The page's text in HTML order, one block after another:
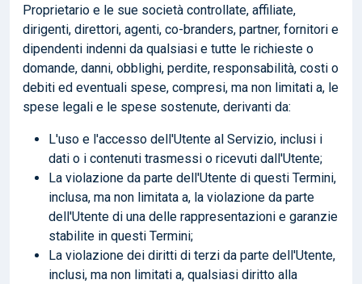
Proprietario e le sue società controllate, affiliate,
dirigenti, direttori, agenti, co-branders, partner, fornitori e
dipendenti indenni da qualsiasi e tutte le richieste o
domande, danni, obblighi, perdite, responsabilità, costi o
debiti ed eventuali spese, compresi, ma non limitati a, le
spese legali e le spese sostenute, derivanti da:
L'uso e l'accesso dell'Utente al Servizio, inclusi i
dati o i contenuti trasmessi o ricevuti dall'Utente;
La violazione da parte dell'Utente di questi Termini,
inclusa, ma non limitata a, la violazione da parte
dell'Utente di una delle rappresentazioni e garanzie
stabilite in questi Termini;
La violazione dei diritti di terzi da parte dell'Utente,
inclusi, ma non limitati a, qualsiasi diritto alla